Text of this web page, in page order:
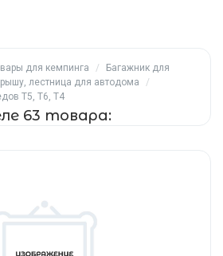
для кемпинга /
Багажник для
лестница для автодома
/
Т5, Т6, Т4
63 товара: